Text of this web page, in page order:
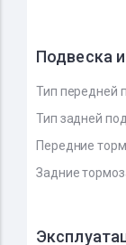
Подвеска
Тип передней
Тип задней
Передние
Задние